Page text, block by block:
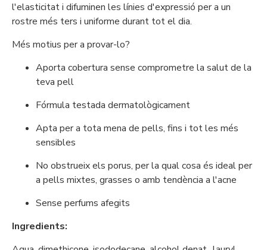
l'elasticitat i difuminen les línies d'expressió per a un
rostre més ters i uniforme durant tot el dia.
Més motius per a provar-lo?
Aporta cobertura sense comprometre la salut de la
teva pell
Fórmula testada dermatològicament
Apta per a tota mena de pells, fins i tot les més
sensibles
No obstrueix els porus, per la qual cosa és ideal per
a pells mixtes, grasses o amb tendència a l'acne
Sense perfums afegits
Ingredients: